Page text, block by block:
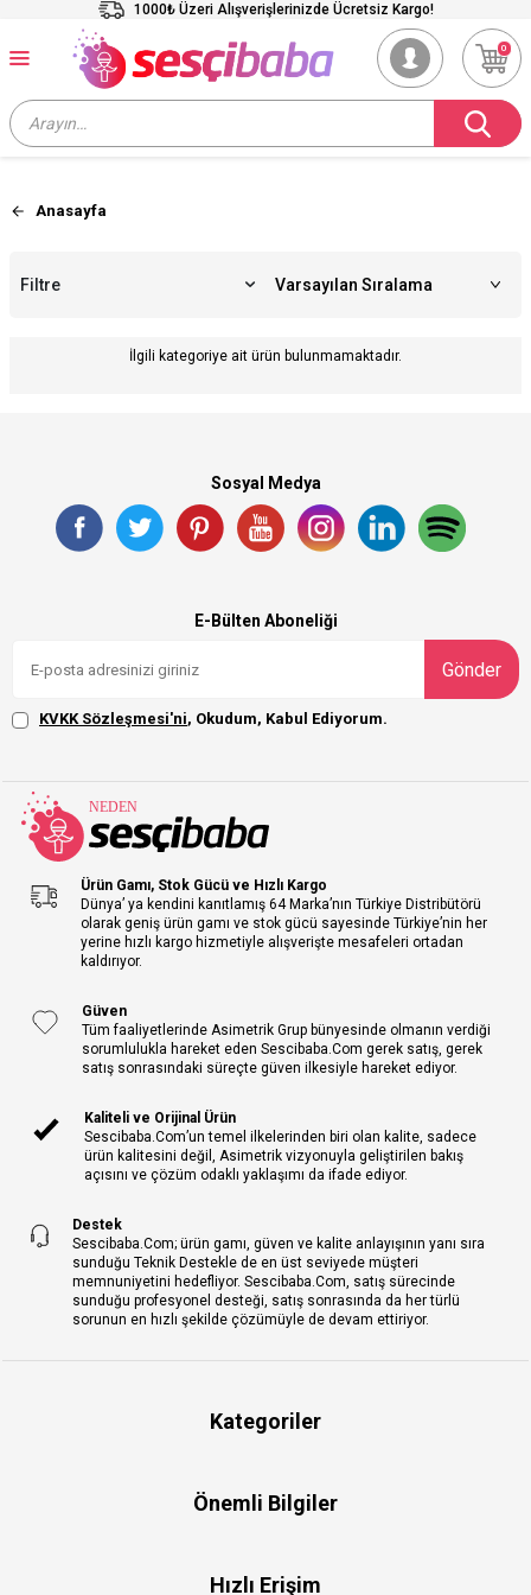
1000₺ Üzeri Alışverişlerinizde Ücretsiz Kargo!
0
Anasayfa
Filtre
İlgili kategoriye ait ürün bulunmamaktadır.
Sosyal Medya
E-Bülten Aboneliği
Gönder
KVKK Sözleşmesi'ni, Okudum, Kabul Ediyorum.
Ürün Gamı, Stok Gücü ve Hızlı Kargo
Dünya’ ya kendini kanıtlamış 64 Marka’nın Türkiye Distribütörü
olarak geniş ürün gamı ve stok gücü sayesinde Türkiye’nin her
yerine hızlı kargo hizmetiyle alışverişte mesafeleri ortadan
kaldırıyor.
Güven
Tüm faaliyetlerinde Asimetrik Grup bünyesinde olmanın verdiği
sorumlulukla hareket eden Sescibaba.Com gerek satış, gerek
satış sonrasındaki süreçte güven ilkesiyle hareket ediyor.
Kaliteli ve Orijinal Ürün
Sescibaba.Com’un temel ilkelerinden biri olan kalite, sadece
ürün kalitesini değil, Asimetrik vizyonuyla geliştirilen bakış
açısını ve çözüm odaklı yaklaşımı da ifade ediyor.
Destek
Sescibaba.Com; ürün gamı, güven ve kalite anlayışının yanı sıra
sunduğu Teknik Destekle de en üst seviyede müşteri
memnuniyetini hedefliyor. Sescibaba.Com, satış sürecinde
sunduğu profesyonel desteği, satış sonrasında da her türlü
sorunun en hızlı şekilde çözümüyle de devam ettiriyor.
Kategoriler
Önemli Bilgiler
Hızlı Erişim